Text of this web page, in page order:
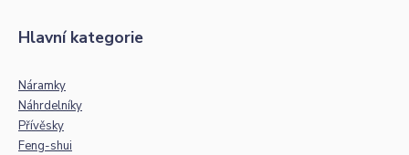
Hlavní kategorie
Náramky
Náhrdelníky
Přívěsky
Feng-shui